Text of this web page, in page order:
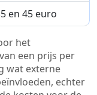
en 45 euro
het
een prijs per
wat externe
echter